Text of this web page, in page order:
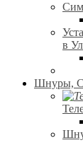
Сим
в
Шнуры,